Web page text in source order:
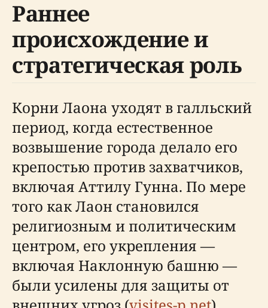
Раннее
происхождение и
стратегическая роль
Корни Лаона уходят в галльский
период, когда естественное
возвышение города делало его
крепостью против захватчиков,
включая Аттилу Гунна. По мере
того как Лаон становился
религиозным и политическим
центром, его укрепления —
включая Наклонную башню —
были усилены для защиты от